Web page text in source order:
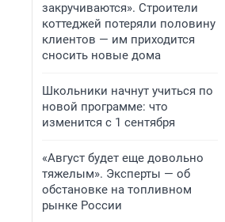
закручиваются». Строители
коттеджей потеряли половину
клиентов — им приходится
сносить новые дома
Школьники начнут учиться по
новой программе: что
изменится с 1 сентября
«Август будет еще довольно
тяжелым». Эксперты — об
обстановке на топливном
рынке России